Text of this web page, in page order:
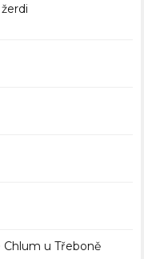
Chlum u Třeboně